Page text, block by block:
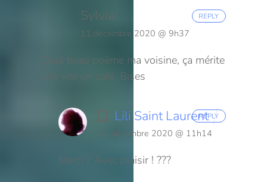
Sylvia
11 décembre 2020 @ 9h37
Quel beau poème ma voisine, ça mérite
vite vite un café. Bises
REPLY
Lili Saint Laurent
11 décembre 2020 @ 11h14
Merci ? Avec plaisir ! ???
REPLY